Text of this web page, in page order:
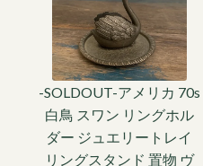
-SOLDOUT-アメリカ 70s
白鳥 スワン リングホル
ダー ジュエリートレイ
リングスタンド 置物 ヴ